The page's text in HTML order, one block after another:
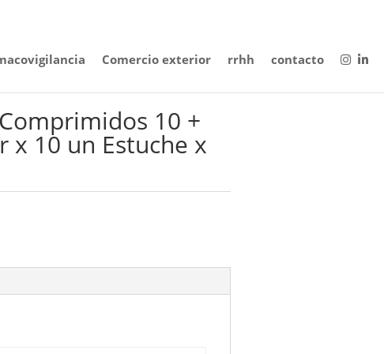
Comercio exterior rrhh contacto
10 +
x 10 un Estuche x